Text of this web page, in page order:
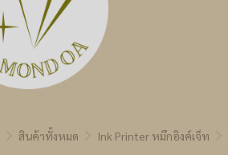
สินค้าทั้งหมด Ink Printer หมึกอิงค์เจ็ท